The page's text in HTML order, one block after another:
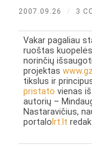
2007.09.26 / 3
Vakar pagaliau
ruoštas
norinčių
projektas
tikslus ir
pristato vienas
autorių –
Nastaravičius,
portalo lrt.lt